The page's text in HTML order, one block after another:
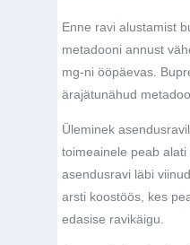
Enne ravi alustamist
metadooni annust
mg-ni ööpäevas.
ärajätunähud
Üleminek
toimeainele peab
asendusravi läbi
arsti koostöös, kes
edasise ravikäigu.